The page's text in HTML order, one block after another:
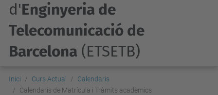
d'Enginyeria de
Telecomunicació de
Barcelona (ETSETB)
Inici Curs Actual
Calendaris
Calendaris de Matrícula i Tràmits acadèmics